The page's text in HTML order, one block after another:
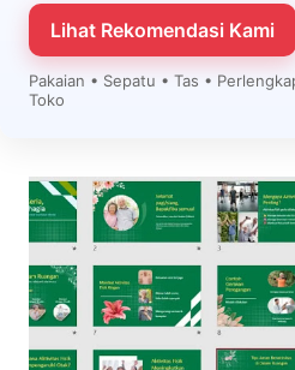
Lihat Rekomendasi Kami
Pakaian • Sepatu • Tas •
Toko